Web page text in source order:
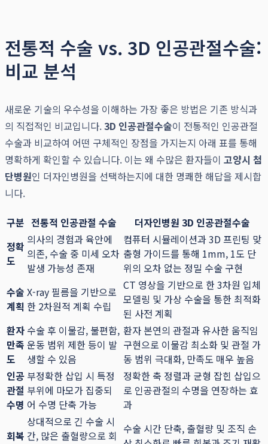
전통적 수술 vs. 3D 인공관절수술:
비교 분석
새로운 기술의 우수성을 이해하는 가장 좋은 방법은 기존 방식과
의 직접적인 비교입니다.3D 인공관절수술이 전통적인 인공관절
수술과 비교하여 어떤 구체적인 장점을 가지는지 아래 표를 통해
명확하게 확인할 수 있습니다. 이는 왜 수많은 환자들이 고양시 첨
단병원인 더자인병원을 선택하는지에 대한 명쾌한 해답을 제시합
니다.
구분 전통적 인공관절 수술
더자인병원 3D 인공관절수술
정확
도
의사의 경험과 육안에
의존, 수술 중 미세 오차
발생 가능성 존재
컴퓨터 시뮬레이션과 3D 프린팅 맞
춤형 가이드를 통해 1mm, 1도 단
위의 오차 없는 정밀 수술 구현
수술
계획
X-ray 필름을 기반으로
한 2차원적 계획 수립
CT 영상을 기반으로 한 3차원 입체
모델링 및 가상 수술을 통한 최적화
된 사전 계획
환자
만족
도
수술 후 이물감, 불편함,
운동 범위 제한 등이 발
생할 수 있음
환자 본연의 관절과 유사한 움직임
구현으로 이물감 최소화 및 관절 가
동 범위 극대화, 만족도 매우 높음
인공
관절
수명
부정확한 삽입 시 특정
부위에 마모가 집중되
어 수명 단축 가능
정확한 축 정렬과 균형 잡힌 삽입으
로 인공관절의 수명을 연장하는 효
과
회복
상대적으로 긴 수술 시
간, 많은 출혈량으로 회 수술 시간 단축, 출혈량 및 조직 손